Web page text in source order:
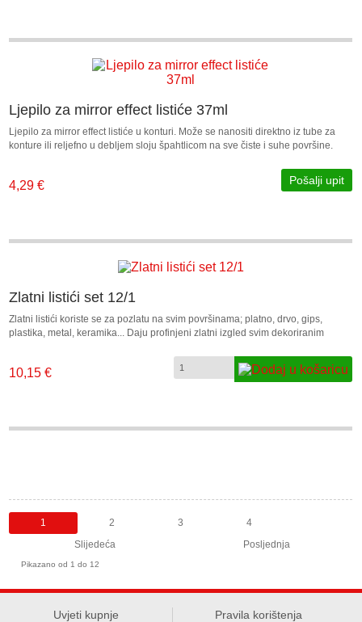
Ljepilo za mirror effect listiće 37ml
Ljepilo za mirror effect listiće u konturi. Može se nanositi direktno iz tube za
konture ili reljefno u debljem sloju špahtlicom na sve čiste i suhe površine.
4,29 € Pošalji upit
Zlatni listići set 12/1
Zlatni listići koriste se za pozlatu na svim površinama; platno, drvo, gips,
plastika, metal, keramika... Daju profinjeni zlatni izgled svim dekoriranim
10,15 €
1 2 3
4
Slijedeća
Posljednja
Pikazano od 1 do 12
Uvjeti kupnje
Pravila korištenja